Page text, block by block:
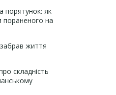
порятунок: як
пораненого на
забрав життя
складність